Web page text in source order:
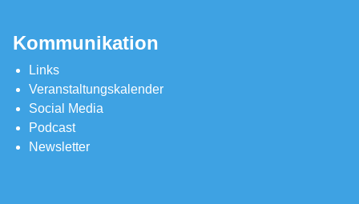
Kommunikation
Links
Veranstaltungskalender
Social Media
Podcast
Newsletter